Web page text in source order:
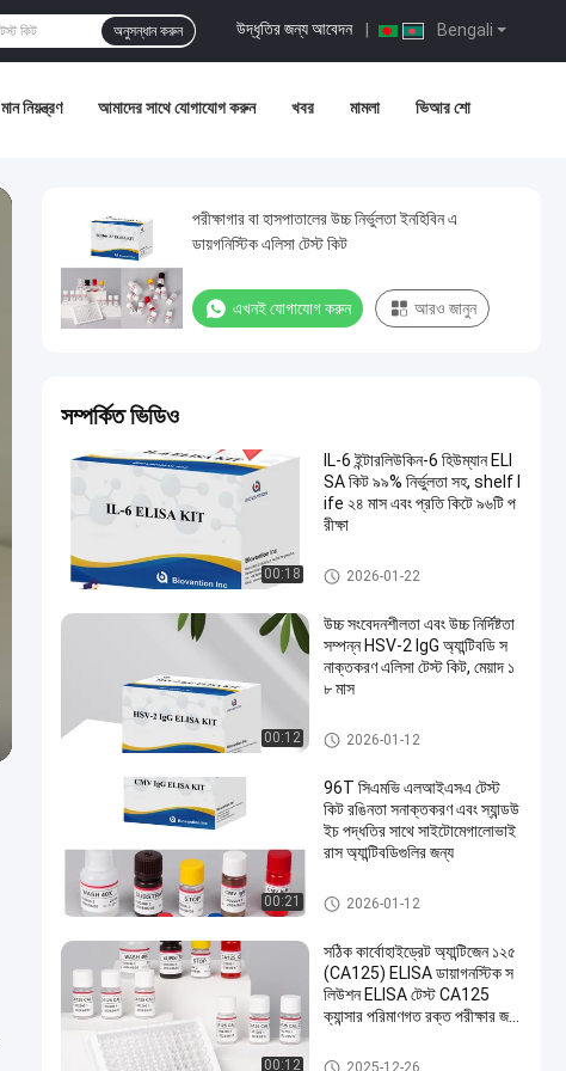
Bengali
উদ্ধৃতির জন্য আবেদন
অনুসন্ধান করুন
মান নিয়ন্ত্রণ আমাদের সাথে যোগাযোগ করুন খবর মামলা ভিআর শো
পরীক্ষাগার বা হাসপাতালের উচ্চ নির্ভুলতা ইনহিবিন এ
ডায়গনিস্টিক এলিসা টেস্ট কিট
এখনই যোগাযোগ করুন আরও জানুন
সম্পর্কিত ভিডিও
00:18
IL-6 ইন্টারলিউকিন-6 হিউম্যান ELI
SA কিট ৯৯% নির্ভুলতা সহ, shelf l
ife ২৪ মাস এবং প্রতি কিটে ৯৬টি প
রীক্ষা
এলিসা টেস্ট কিট
2026-01-22
00:12
উচ্চ সংবেদনশীলতা এবং উচ্চ নির্দিষ্টতা
সম্পন্ন HSV-2 IgG অ্যান্টিবডি স
নাক্তকরণ এলিসা টেস্ট কিট, মেয়াদ ১
৮ মাস
এলিসা টেস্ট কিট
2026-01-12
00:21
96T সিএমভি এলআইএসএ টেস্ট
কিট রঙিনতা সনাক্তকরণ এবং স্যান্ডউ
ইচ পদ্ধতির সাথে সাইটোমেগালোভাই
রাস অ্যান্টিবডিগুলির জন্য
এলিসা টেস্ট কিট
2026-01-12
00:12
সঠিক কার্বোহাইড্রেট অ্যান্টিজেন ১২৫
(CA125) ELISA ডায়াগনস্টিক স
লিউশন ELISA টেস্ট CA125
ক্যান্সার পরিমাণগত রক্ত ​​পরীক্ষার জ
এলিসা টেস্ট কিট
2025-12-26